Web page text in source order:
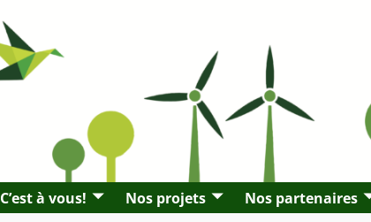
C’est à vous! Nos projets Nos partenaires